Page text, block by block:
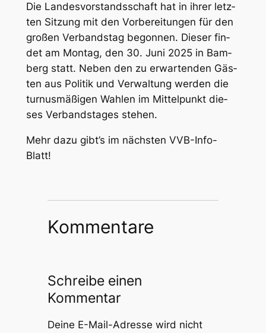
Die Lan­des­vor­stands­schaft hat in ihrer letz­
ten Sit­zung mit den Vor­be­rei­tun­gen für den
gro­ßen Ver­bands­tag begon­nen. Die­ser fin­
det am Mon­tag, den 30. Juni 2025 in Bam­
berg statt. Neben den zu erwar­ten­den Gäs­
ten aus Poli­tik und Ver­wal­tung wer­den die
tur­nus­mä­ßi­gen Wah­len im Mit­tel­punkt die­
ses Ver­bands­ta­ges ste­hen.
Mehr dazu gibt’s im nächs­ten VVB-Info-
Blatt!
Kommentare
Schreibe einen
Kommentar
Deine E-Mail-Adresse wird nicht